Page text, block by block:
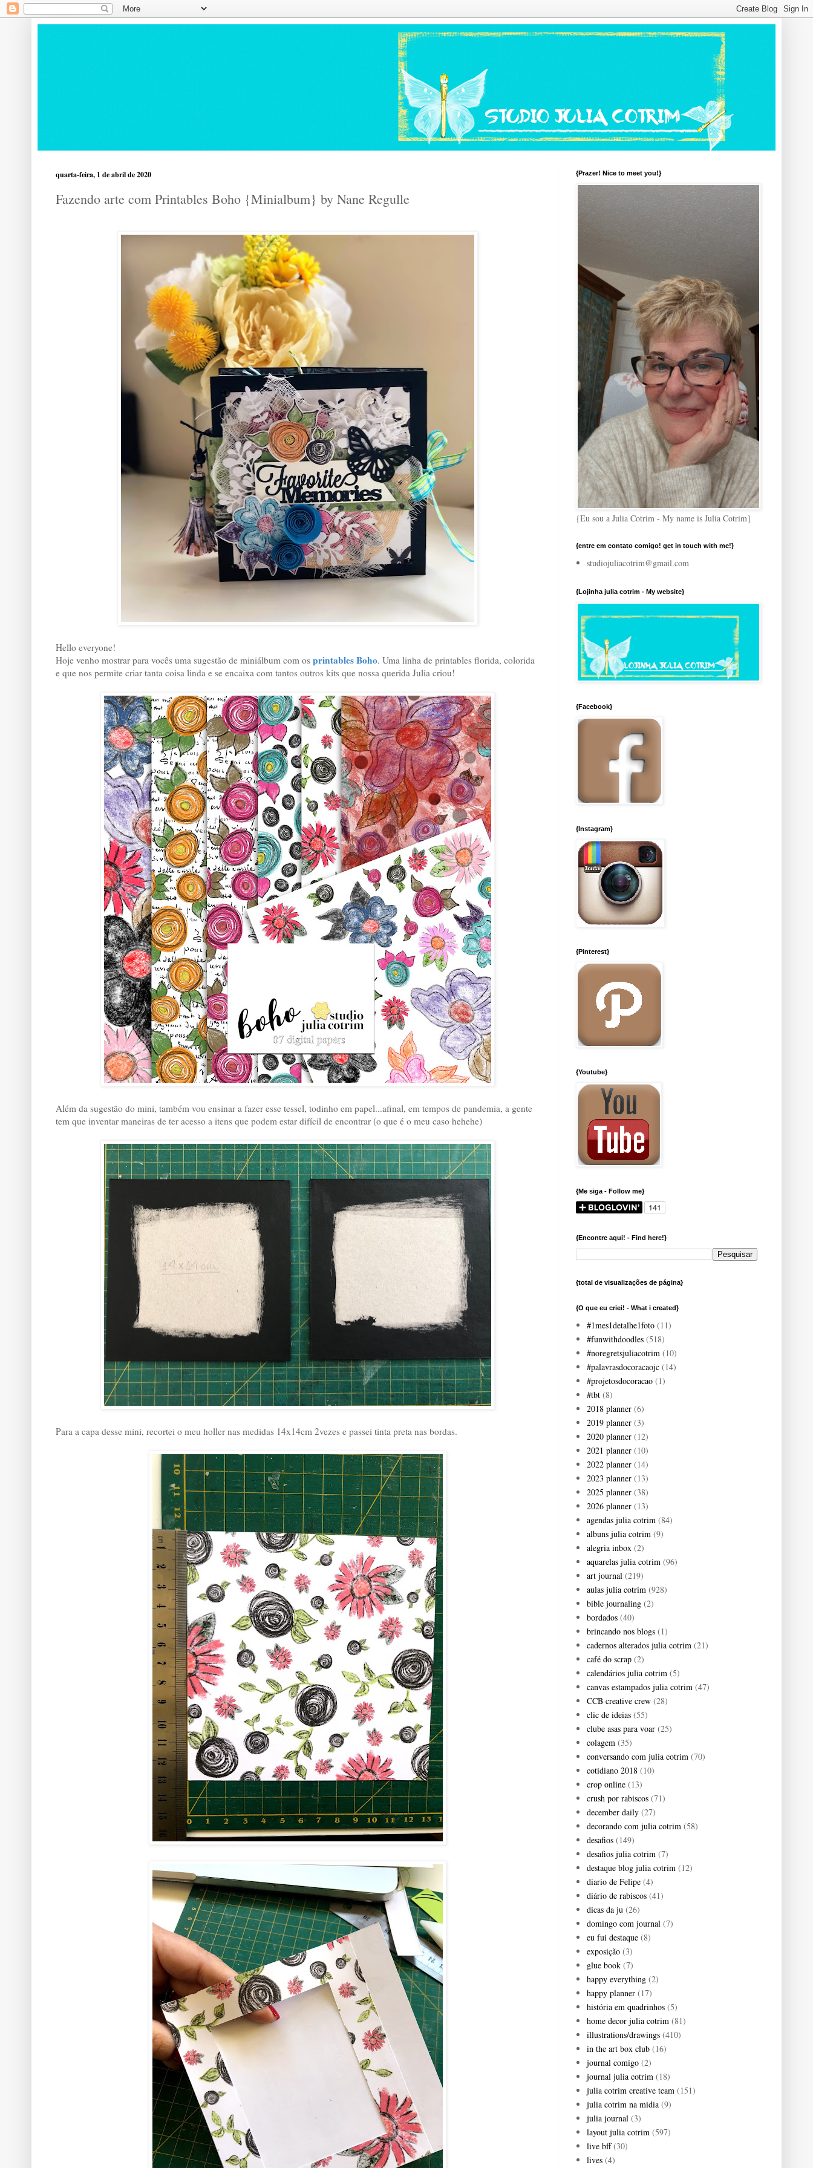
quarta-feira, 1 de abril de 2020
Fazendo arte com Printables Boho {Minialbum} by Nane Regulle
Hello everyone!
Hoje venho mostrar para vocês uma sugestão de miniálbum com os printables Boho. Uma linha de printables florida, colorida
e que nos permite criar tanta coisa linda e se encaixa com tantos outros kits que nossa querida Julia criou!
Além da sugestão do mini, também vou ensinar a fazer esse tessel, todinho em papel...afinal, em tempos de pandemia, a gente
tem que inventar maneiras de ter acesso a itens que podem estar difícil de encontrar (o que é o meu caso hehehe)
Para a capa desse mini, recortei o meu holler nas medidas 14x14cm 2vezes e passei tinta preta nas bordas.
{Prazer! Nice to meet you!}
{Eu sou a Julia Cotrim - My name is Julia Cotrim}
{entre em contato comigo! get in touch with me!}
studiojuliacotrim@gmail.com
{Lojinha julia cotrim - My website}
{Facebook}
{Instagram}
{Pinterest}
{Youtube}
{Me siga - Follow me}
{Encontre aqui! - Find here!}
{total de visualizações de página}
{O que eu criei! - What i created}
#1mes1detalhe1foto (11)
#funwithdoodles (518)
#noregretsjuliacotrim (10)
#palavrasdocoracaojc (14)
#projetosdocoracao (1)
#tbt (8)
2018 planner (6)
2019 planner (3)
2020 planner (12)
2021 planner (10)
2022 planner (14)
2023 planner (13)
2025 planner (38)
2026 planner (13)
agendas julia cotrim (84)
albuns julia cotrim (9)
alegria inbox (2)
aquarelas julia cotrim (96)
art journal (219)
aulas julia cotrim (928)
bible journaling (2)
bordados (40)
brincando nos blogs (1)
cadernos alterados julia cotrim (21)
café do scrap (2)
calendários julia cotrim (5)
canvas estampados julia cotrim (47)
CCB creative crew (28)
clic de ideias (55)
clube asas para voar (25)
colagem (35)
conversando com julia cotrim (70)
cotidiano 2018 (10)
crop online (13)
crush por rabiscos (71)
december daily (27)
decorando com julia cotrim (58)
desafios (149)
desafios julia cotrim (7)
destaque blog julia cotrim (12)
diario de Felipe (4)
diário de rabiscos (41)
dicas da ju (26)
domingo com journal (7)
eu fui destaque (8)
exposição (3)
glue book (7)
happy everything (2)
happy planner (17)
história em quadrinhos (5)
home decor julia cotrim (81)
illustrations/drawings (410)
in the art box club (16)
journal comigo (2)
journal julia cotrim (18)
julia cotrim creative team (151)
julia cotrim na midia (9)
julia journal (3)
layout julia cotrim (597)
live bff (30)
lives (4)